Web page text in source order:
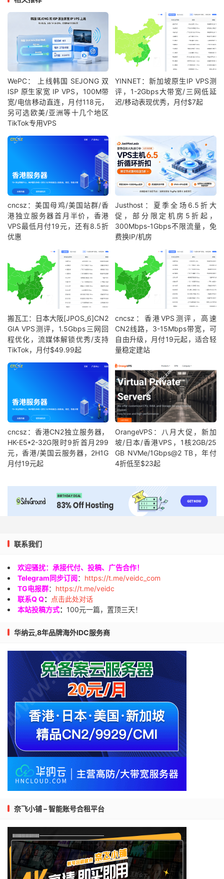
WePC： 上线韩国 SEJONG 双
ISP 原生家宽 IP VPS，100M带
宽/电信移动直连，月付118元，
另可选欧美/亚洲等十几个地区
TikTok专用VPS
YINNET：新加坡原生IP VPS测
评，1-2Gbps大带宽/三网低延
迟/移动表现优秀，月付$7起
cncsz：美国母鸡/美国站群/香
港独立服务器首月半价，香港
VPS最低月付19元，还有8.5折
优惠
Justhost：夏季全场6.5折大
促，部分限定机房5折起，
300Mbps-1Gbps不限流量，免
费换IP/机房
搬瓦工：日本大阪[JPOS_6]CN2
GIA VPS测评，1.5Gbps三网回
程优化，流媒体解锁优秀/支持
TikTok，月付$49.99起
cncsz：香港VPS测评，高速
CN2线路，3-15Mbps带宽，可
自由升级，月付19元起，适合轻
量稳定建站
cncsz：香港CN2独立服务器，
HK-E5*2-32G限时9折首月299
元，香港/美国云服务器，2H1G
月付19元起
OrangeVPS：八月大促，新加
坡/日本/香港VPS，1核2GB/25
GB NVMe/1Gbps@2 TB，年付
4折低至$23起
联系我们
欢迎骚扰：承接代付、投稿、广告合作！
Telegram同步订阅： https://t.me/veidc_com
TG电报群： https://t.me/veidc
联系Q Q：
点击此处对话
本站投稿方式： 100元一篇，置顶三天！
华纳云,8年品牌海外IDC服务商
奈飞小铺 – 智能账号合租平台